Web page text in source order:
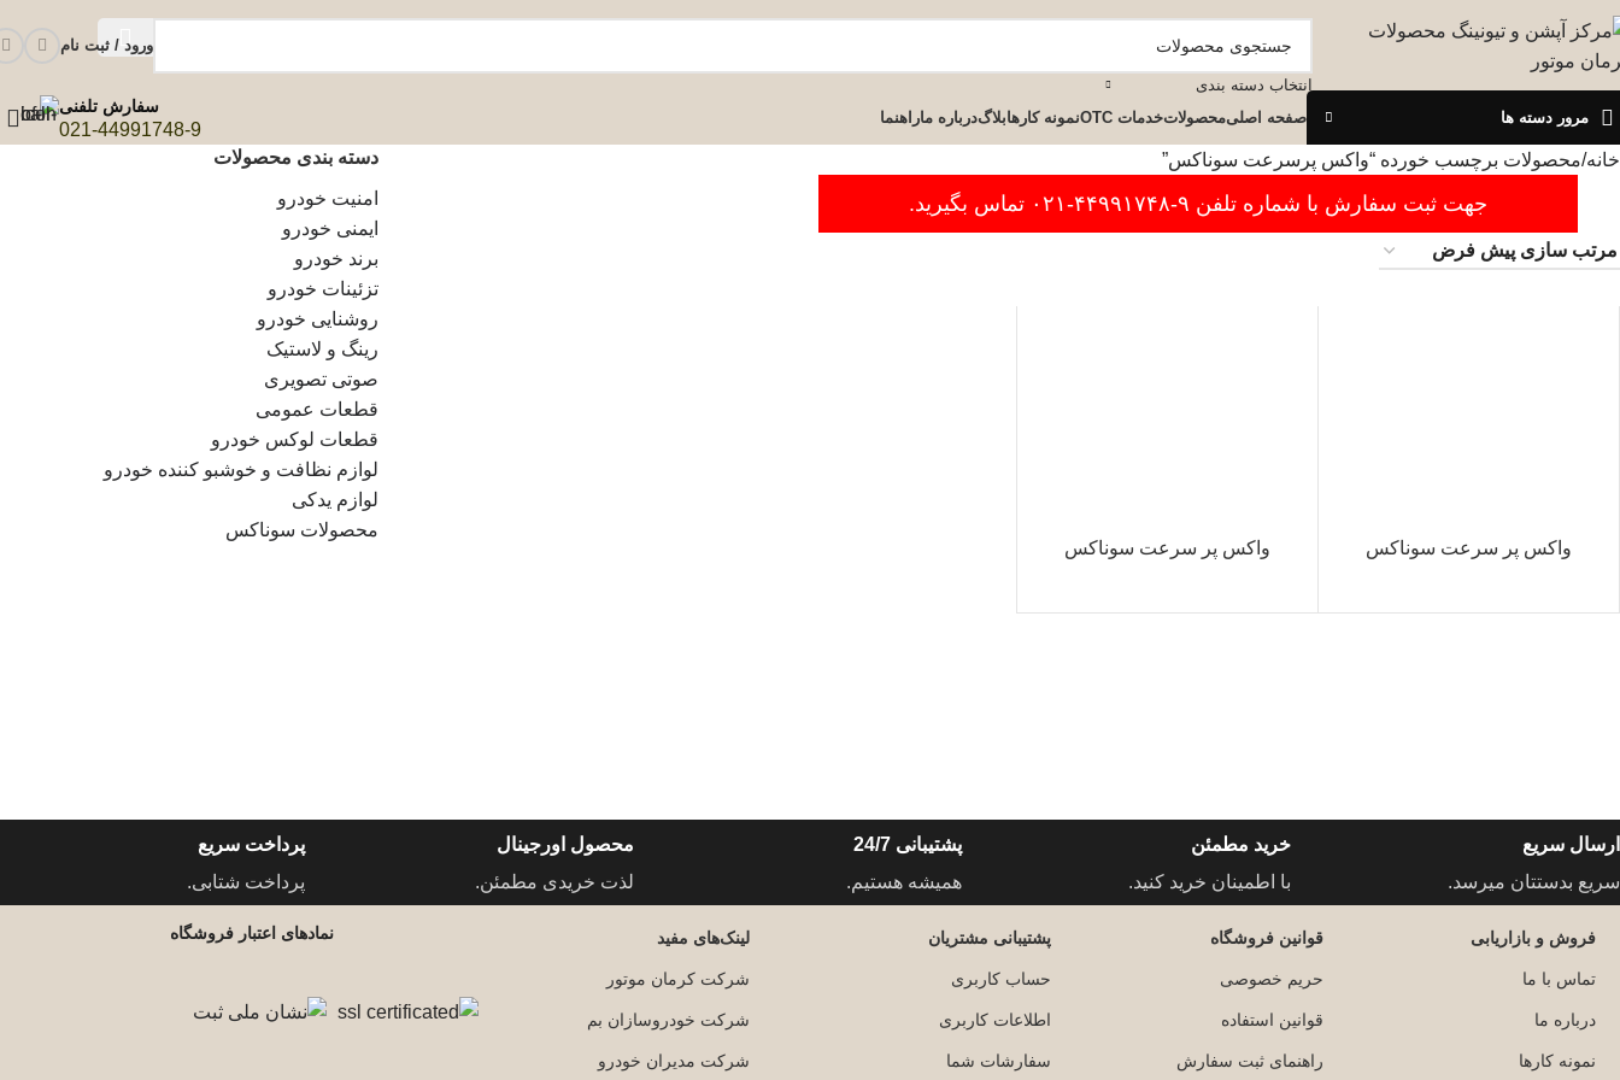
انتخاب دسته بندی
ورود / ثبت نام
مرور دسته ها صفحه اصلیمحصولاتخدمات OTC نمونه کارهابلاگدرباره ماراهنما
سفارش تلفنی
021-44991748-9
خانه محصولات برچسب خورده “واکس پرسرعت سوناکس”
جهت ثبت سفارش با شماره تلفن ۹-۴۴۹۹۱۷۴۸-۰۲۱ تماس بگیرید.
واکس پر سرعت سوناکس واکس پر سرعت سوناکس
دسته بندی محصولات
امنیت خودرو
ایمنی خودرو
برند خودرو
تزئینات خودرو
روشنایی خودرو
رینگ و لاستیک
صوتی تصویری
قطعات عمومی
قطعات لوکس خودرو
لوازم نظافت و خوشبو کننده خودرو
لوازم یدکی
محصولات سوناکس
ارسال سریع
سریع بدستتان میرسد.
خرید مطمئن
با اطمینان خرید کنید.
پشتیبانی 24/7
همیشه هستیم.
محصول اورجینال
لذت خریدی مطمئن.
پرداخت سریع
پرداخت شتابی.
فروش و بازاریابی
تماس با ما
درباره ما
نمونه کارها
قوانین فروشگاه
حریم خصوصی
قوانین استفاده
راهنمای ثبت سفارش
پشتیبانی مشتریان
حساب کاربری
اطلاعات کاربری
سفارشات شما
لینک‌های مفید
شرکت کرمان موتور
شرکت خودروسازان بم
شرکت مدیران خودرو
نمادهای اعتبار فروشگاه